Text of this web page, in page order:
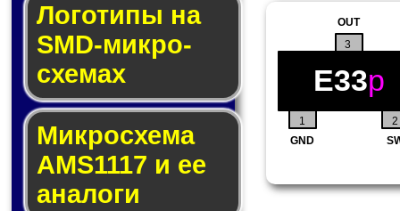
Логотипы на
SMD-мик­ро­
схе­мах
Микросхема
AMS1117 и ее
ана­ло­ги
1
2
GND
OUT
3
E33p